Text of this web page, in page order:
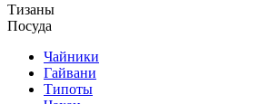
Тизаны
Посуда
Чайники
Гайвани
Типоты